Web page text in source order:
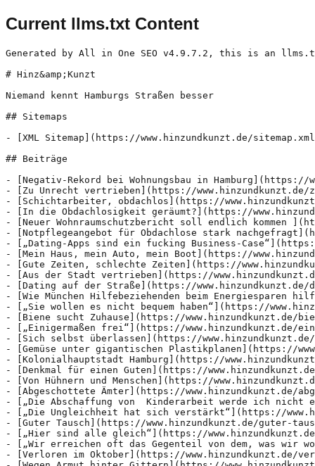
Current llms.txt Content
Generated by All in One SEO v4.9.7.2, this is an llms.txt file, used by LLMs to index the site.

# Hinz&amp;Kunzt

Niemand kennt Hamburgs Straßen besser

## Sitemaps

- [XML Sitemap](https://www.hinzundkunzt.de/sitemap.xml): Contains all public & indexable URLs for this website.

## Beiträge

- [Negativ-Rekord bei Wohnungsbau in Hamburg](https://www.hinzundkunzt.de/negativ-rekord-bei-wohnungsbau-in-hamburg/) - Nur 5975 neue Wohnungen in 2025 – weniger Wohnungen als im vergangenen Jahr wurden in Hamburg zuletzt vor 13 Jahren fertiggestellt. Trotzdem blickt die Stadtentwicklungsbehörde positiv in die Zukunft. Seit drei Jahren stockt der Wohnungsneubau in Hamburg. Im Schnitt wurden in diesen Jahren etwa 3000 neue Wohnungen pro Jahr weniger fertiggestellt als in den fünf
- [Zu Unrecht vertrieben](https://www.hinzundkunzt.de/zu-unrecht-vertrieben/) - Sind die aus der Innenstadt vertriebenen Bettler:innen aggressiv oder behindern den Verkehr? Das könnte die Platzverweise der Polizei rechtfertigen. Doch die Realität sieht anders aus. Aggressiv ist er nicht. Und dass er die Wege anderer Menschen versperrt, lässt sich ebenfalls nicht erkennen: Still sitzt Daniel an diesem Mittwochmorgen Anfang Mai am Rand des Bürgersteigs auf
- [Schichtarbeiter, obdachlos](https://www.hinzundkunzt.de/trotz-arbeit-obdachlos/) - Er schuftet Vollzeit in einer Fabrik. Einen Platz zum Schlafen findet Adrian trotzdem nicht.
- [In die Obdachlosigkeit geräumt?](https://www.hinzundkunzt.de/hotels-reeperbahn-in-die-obdachlosigkeit-geraeumt/) - Auch vier Wochen nach der Räumung zweier Hotels durch Hamburger Behörden ist unklar, wo die dort untergebrachten Wohnungslosen heute leben. Die Stadt verweist auf den Hotelbetreiber. Doch der ist nicht zu erreichen.
- [Neuer Wohnraumschutzbericht soll endlich kommen ](https://www.hinzundkunzt.de/neuer-wohnraumschutzbericht-soll-endlich-kommen/) - Wenn Wohnungen leer stehen oder als Ferienwohnung missbraucht werden, sollen die Bezirke eingreifen. Wie oft sie das tun, ist unklar – der letzte Bericht erschien 2023. Wann die Behörden liefern wollen.
- [Notpflegeangebot für Obdachlose stark nachgefragt](https://www.hinzundkunzt.de/notpflegeangebot-fuer-obdachlose-stark-nachgefragt/) - Seit drei Jahren bekommen Obdachlose eine pflegerische Notfallversorgung in der Bahnhofsmission. Wie es für das Projekt weitergeht, ist noch offen.
- [„Dating-Apps sind ein fucking Business-Case“](https://www.hinzundkunzt.de/dating-apps-sind-ein-fucking-business-case/) - Die Sozialpsychologin Johanna Degen erforscht, wie Dating-Apps unsere Gesellschaft verändern – und wie wir es schaffen, die kapitalistische Logik von Tinder & Co. auszutricksen.
- [Mein Haus, mein Auto, mein Boot](https://www.hinzundkunzt.de/dating-fuer-arme-mein-haus-mein-auto-mein-boot/) - Dating-Apps funktionieren meist kostenlos und sind offen für alle. Spielt Geld deshalb keine Rolle für das Online-Dating? Ganz so einfach ist es nicht. In den Fünfzigerjahren, als es noch kein Internet, aber durchaus viele datinginteressierte Menschen gab, etablierte sich in den USA eine erste Partnervermittlung mit Lochkarten: Es gab blaue Kärtchen für Männer, rosa Kärtchen
- [Gute Zeiten, schlechte Zeiten](https://www.hinzundkunzt.de/gute-zeiten-schlechte-zeiten-2/) - Schlagersängerin Kerstin Ott spielt heute vor Tausenden Fans. Dabei kostete sie früher schon ein Auftritt als Straßenmusikerin größte Überwindung. Ein Gespräch über Neuanfänge im Leben. Lange Zeit bevor Kerstin Ott für ausverkaufte Hallen und Stadien sorgte, hatte sie einen Auftritt, bei dem es ihr „noch heute eiskalt den Rücken runterläuft“, wie sie sagt. Sie stellte
- [Aus der Stadt vertrieben](https://www.hinzundkunzt.de/obdachlose-aus-der-stadt-vertrieben/) - Thomas, David und Le wurden immer wieder von ihren Schlafplätzen verscheucht. Deshalb haben die Obdachlosen in einem Wäldchen ihr Zelt aufgebaut – und suchen Perspektiven.
- [Dating auf der Straße](https://www.hinzundkunzt.de/dating-auf-der-strasse/) - Wie lernt man Menschen kennen und lieben, wenn man auf der Straße oder in Armut lebt? Hinz&Kunzt-Verkäufer:innen berichten von ihren Erfahrungen. Kim ist arm und verkauft Hinz&Kunzt – und macht da­raus beim Dating keinen Hehl: „Das ist ein Teil von mir“, sagt Kim, der*die sich als nicht-binär identifiziert und mit dem männlichen und weiblichen Pronomen
- [Wie München Hilfebeziehenden beim Energiesparen hilft](https://www.hinzundkunzt.de/wie-muenchen-hilfebeziehenden-beim-energiesparen-hilft/) - Null Euro müssen Hilfebeziehende in München zahlen, wenn sie sich für einen alten Stromfresser einen neuen Kühlschrank oder eine neue Waschmaschine anschaffen wollen. Möglich macht das ein Programm, das die Stadt im April gestartet hat. Seitdem können Menschen, die Bürgergeld oder Sozialhilfe beziehen, den kostenlosen Austausch beim Amt beantragen. Einzige Bedingung: Sie müssen vorher ­eine Energieberatung beim „Stromspar-Check“ der Caritas wahrnehmen. In den ersten drei Monaten seien 28 Geräte ausgetauscht worden, so das Sozialreferat der Stadt München. Gut 200 Haushalte stünden derzeit auf der Warteliste für eine Energieberatung, so ein Sprecher: „Die Nachfrage ist groß.“
- [„Sie wollen es nicht bequem haben“](https://www.hinzundkunzt.de/sie-wollen-es-nicht-bequem-haben/) - Ein Wilhelmsburger Lehrer verhandelt die Themen Shoa und interreligiöser Dialog mit seinen Schüler:innen auf der Theaterbühne. Dort verschmelzen Schauspiel und eigene Betroffenheit.
- [Biene sucht Zuhause](https://www.hinzundkunzt.de/biene-sucht-zuhause/) - Pestizide und Monokulturen auf dem Land, dichte Bebauung und Versiegelung in der Stadt: Wildbienen haben es schwer. In Hamburg legen